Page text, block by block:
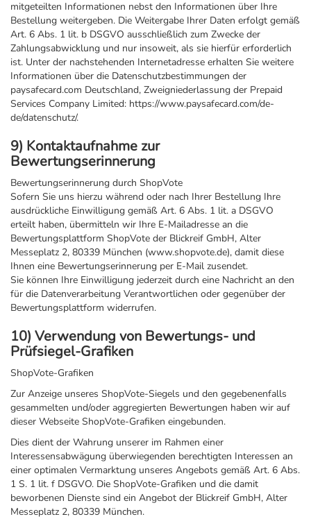
mitgeteilten Informationen nebst den Informationen über Ihre
Bestellung weitergeben. Die Weitergabe Ihrer Daten erfolgt gemäß
Art. 6 Abs. 1 lit. b DSGVO ausschließlich zum Zwecke der
Zahlungsabwicklung und nur insoweit, als sie hierfür erforderlich
ist. Unter der nachstehenden Internetadresse erhalten Sie weitere
Informationen über die Datenschutzbestimmungen der
paysafecard.com Deutschland, Zweigniederlassung der Prepaid
Services Company Limited: https://www.paysafecard.com/de-
de/datenschutz/.
9) Kontaktaufnahme zur
Bewertungserinnerung
Bewertungserinnerung durch ShopVote
Sofern Sie uns hierzu während oder nach Ihrer Bestellung Ihre
ausdrückliche Einwilligung gemäß Art. 6 Abs. 1 lit. a DSGVO
erteilt haben, übermitteln wir Ihre E-Mailadresse an die
Bewertungsplattform ShopVote der Blickreif GmbH, Alter
Messeplatz 2, 80339 München (www.shopvote.de), damit diese
Ihnen eine Bewertungserinnerung per E-Mail zusendet.
Sie können Ihre Einwilligung jederzeit durch eine Nachricht an den
für die Datenverarbeitung Verantwortlichen oder gegenüber der
Bewertungsplattform widerrufen.
10) Verwendung von Bewertungs- und
Prüfsiegel-Grafiken
ShopVote-Grafiken
Zur Anzeige unseres ShopVote-Siegels und den gegebenenfalls
gesammelten und/oder aggregierten Bewertungen haben wir auf
dieser Webseite ShopVote-Grafiken eingebunden.
Dies dient der Wahrung unserer im Rahmen einer
Interessensabwägung überwiegenden berechtigten Interessen an
einer optimalen Vermarktung unseres Angebots gemäß Art. 6 Abs.
1 S. 1 lit. f DSGVO. Die ShopVote-Grafiken und die damit
beworbenen Dienste sind ein Angebot der Blickreif GmbH, Alter
Messeplatz 2, 80339 München.